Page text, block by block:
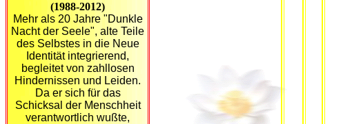
(1988-2012)
Mehr als 20 Jahre "Dunkle
Nacht der Seele", alte Teile
des Selbstes in die Neue
Identität integrierend,
begleitet von zahllosen
Hindernissen und Leiden.
Da er sich für das
Schicksal der Menschheit
verantwortlich wußte,